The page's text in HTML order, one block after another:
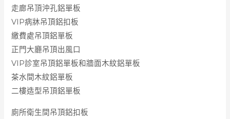
走廊吊頂沖孔鋁單板
VIP病牀吊頂鋁扣板
繳費處吊頂鋁單板
正門大廳吊頂出風口
VIP診室吊頂鋁單板和牆面木紋鋁單板
茶水間木紋鋁單板
二樓造型吊頂鋁單板
廁所衛生間吊頂鋁扣板